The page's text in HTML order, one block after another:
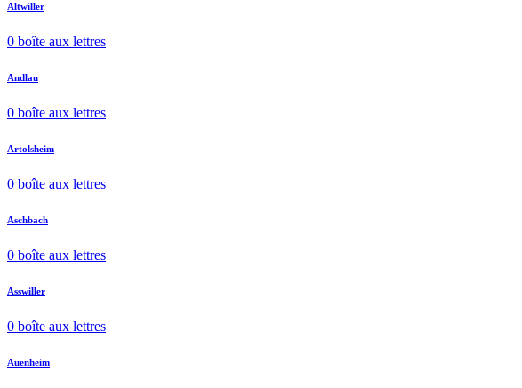
Altwiller
0 boîte aux lettres
Andlau
0 boîte aux lettres
Artolsheim
0 boîte aux lettres
Aschbach
0 boîte aux lettres
Asswiller
0 boîte aux lettres
Auenheim